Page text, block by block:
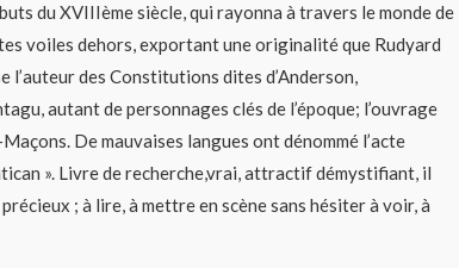
du XVIIIème siècle, qui rayonna à travers le monde de
voiles dehors, exportant une originalité que Rudyard
l’auteur des Constitutions dites d’Anderson,
autant de personnages clés de l’époque; l’ouvrage
De mauvaises langues ont dénommé l’acte
». Livre de recherche,vrai, attractif démystifiant, il
; à lire, à mettre en scène sans hésiter à voir, à